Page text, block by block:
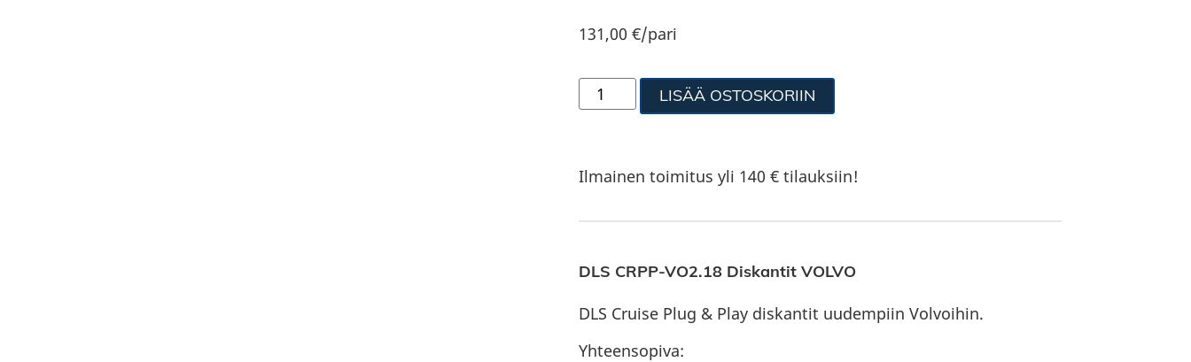
131,00 €/pari
LISÄÄ OSTOSKORIIN
Ilmainen toimitus yli 140 € tilauksiin!
DLS CRPP-VO2.18 Diskantit VOLVO
DLS Cruise Plug & Play diskantit uudempiin Volvoihin.
Yhteensopiva: